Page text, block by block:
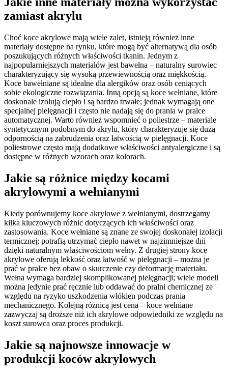
zamiast akrylu
Choć koce akrylowe mają wiele zalet, istnieją również inne
materiały dostępne na rynku, które mogą być alternatywą dla osób
poszukujących różnych właściwości tkanin. Jednym z
najpopularniejszych materiałów jest bawełna – naturalny surowiec
charakteryzujący się wysoką przewiewnością oraz miękkością.
Koce bawełniane są idealne dla alergików oraz osób ceniących
sobie ekologiczne rozwiązania. Inną opcją są koce wełniane, które
doskonale izolują ciepło i są bardzo trwałe; jednak wymagają one
specjalnej pielęgnacji i często nie nadają się do prania w pralce
automatycznej. Warto również wspomnieć o poliestrze – materiale
syntetycznym podobnym do akrylu, który charakteryzuje się dużą
odpornością na zabrudzenia oraz łatwością w pielęgnacji. Koce
poliestrowe często mają dodatkowe właściwości antyalergiczne i są
dostępne w różnych wzorach oraz kolorach.
Jakie są różnice między kocami
akrylowymi a wełnianymi
Kiedy porównujemy koce akrylowe z wełnianymi, dostrzegamy
kilka kluczowych różnic dotyczących ich właściwości oraz
zastosowania. Koce wełniane są znane ze swojej doskonałej izolacji
termicznej; potrafią utrzymać ciepło nawet w najzimniejsze dni
dzięki naturalnym właściwościom wełny. Z drugiej strony koce
akrylowe oferują lekkość oraz łatwość w pielęgnacji – można je
prać w pralce bez obaw o skurczenie czy deformację materiału.
Wełna wymaga bardziej skomplikowanej pielęgnacji; wiele modeli
można jedynie prać ręcznie lub oddawać do pralni chemicznej ze
względu na ryzyko uszkodzenia włókien podczas prania
mechanicznego. Kolejną różnicą jest cena – koce wełniane
zazwyczaj są droższe niż ich akrylowe odpowiedniki ze względu na
koszt surowca oraz proces produkcji.
Jakie są najnowsze innowacje w
produkcji koców akrylowych